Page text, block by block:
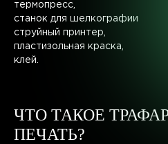
термопресс,
станок для шелкографии
струйный принтер,
пластизольная краска,
клей.
ЧТО ТАКОЕ
ПЕЧАТЬ?